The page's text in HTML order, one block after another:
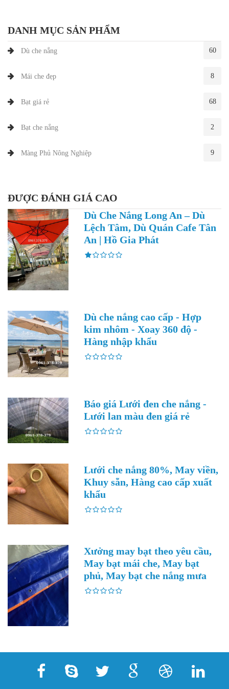
DANH MỤC SẢN PHẨM
Dù che nắng 60
Mái che đẹp 8
Bạt giá rẻ 68
Bạt che nắng 2
Màng Phủ Nông Nghiệp 9
ĐƯỢC ĐÁNH GIÁ CAO
Dù Che Nắng Long An – Dù
Lệch Tâm, Dù Quán Cafe Tân
An | Hồ Gia Phát
Dù che nắng cao cấp - Hợp
kim nhôm - Xoay 360 độ -
Hàng nhập khẩu
Báo giá Lưới đen che nắng -
Lưới lan màu đen giá rẻ
Lưới che nắng 80%, May viền,
Khuy sẵn, Hàng cao cấp xuất
khẩu
Xưởng may bạt theo yêu cầu,
May bạt mái che, May bạt
phủ, May bạt che nắng mưa